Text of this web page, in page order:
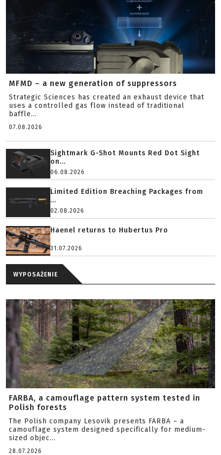
MFMD – a new generation of suppressors
Strategic Sciences has created an exhaust device that
uses a controlled gas flow instead of traditional
baffle...
07.08.2026
Sightmark G-Shot Mounts Red Dot Sight
on...
06.08.2026
Limited Edition Breaching Packages from
...
02.08.2026
Haenel returns to Hubertus Pro
31.07.2026
WYPOSAŻENIE
FARBA, a camouflage pattern system tested in
Polish forests
The Polish company Lesovik presents FARBA – a
camouflage system designed specifically for medium-
sized objec...
28.07.2026